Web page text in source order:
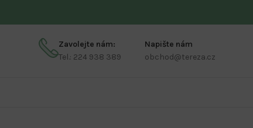
Zavolejte nám:
Tel.: 224 938 389
Napište nám
obchod@tereza.cz